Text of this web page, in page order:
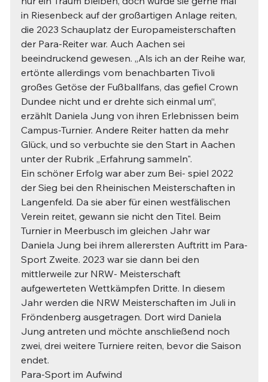
in Riesenbeck auf der großartigen Anlage reiten,
die 2023 Schauplatz der Europameisterschaften
der Para-Reiter war. Auch Aachen sei
beeindruckend gewesen. „Als ich an der Reihe war,
ertönte allerdings vom benachbarten Tivoli
großes Getöse der Fußballfans, das gefiel Crown
Dundee nicht und er drehte sich einmal um“,
erzählt Daniela Jung von ihren Erlebnissen beim
Campus-Turnier. Andere Reiter hatten da mehr
Glück, und so verbuchte sie den Start in Aachen
unter der Rubrik „Erfahrung sammeln".
Ein schöner Erfolg war aber zum Bei- spiel 2022
der Sieg bei den Rheinischen Meisterschaften in
Langenfeld. Da sie aber für einen westfälischen
Verein reitet, gewann sie nicht den Titel. Beim
Turnier in Meerbusch im gleichen Jahr war
Daniela Jung bei ihrem allerersten Auftritt im Para-
Sport Zweite. 2023 war sie dann bei den
mittlerweile zur NRW- Meisterschaft
aufgewerteten Wettkämpfen Dritte. In diesem
Jahr werden die NRW Meisterschaften im Juli in
Fröndenberg ausgetragen. Dort wird Daniela
Jung antreten und möchte anschließend noch
zwei, drei weitere Turniere reiten, bevor die Saison
endet.
Para-Sport im Aufwind